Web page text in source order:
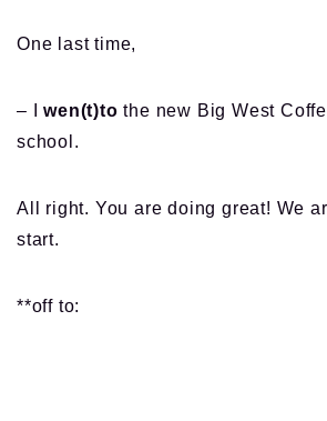
One last time,
– Iwen(t)to the new Big West
school.
All right. You are doing great! We
start.
**off to: